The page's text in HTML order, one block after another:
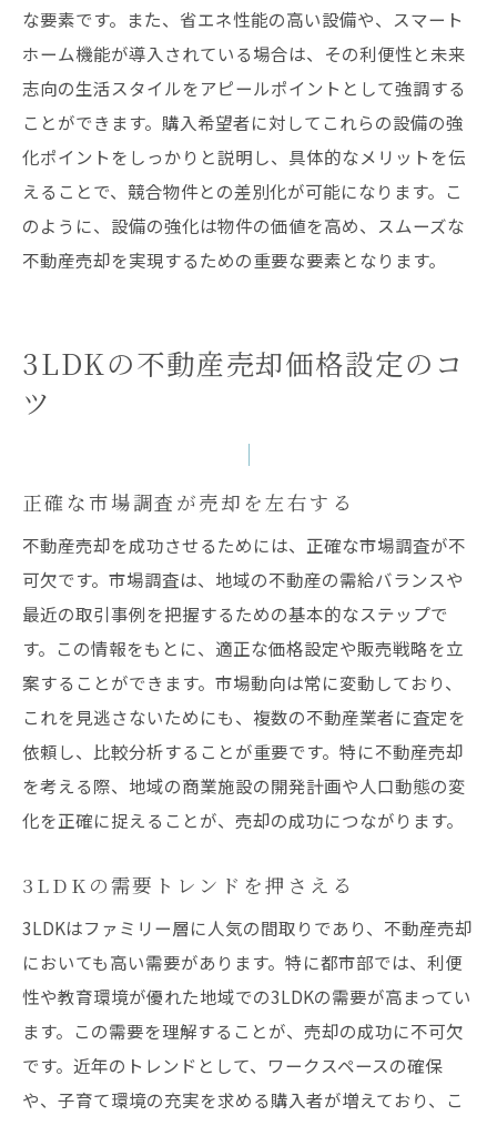
な要素です。また、省エネ性能の高い設備や、スマート
ホーム機能が導入されている場合は、その利便性と未来
志向の生活スタイルをアピールポイントとして強調する
ことができます。購入希望者に対してこれらの設備の強
化ポイントをしっかりと説明し、具体的なメリットを伝
えることで、競合物件との差別化が可能になります。こ
のように、設備の強化は物件の価値を高め、スムーズな
不動産売却を実現するための重要な要素となります。
3LDKの不動産売却価格設定のコ
ツ
正確な市場調査が売却を左右する
不動産売却を成功させるためには、正確な市場調査が不
可欠です。市場調査は、地域の不動産の需給バランスや
最近の取引事例を把握するための基本的なステップで
す。この情報をもとに、適正な価格設定や販売戦略を立
案することができます。市場動向は常に変動しており、
これを見逃さないためにも、複数の不動産業者に査定を
依頼し、比較分析することが重要です。特に不動産売却
を考える際、地域の商業施設の開発計画や人口動態の変
化を正確に捉えることが、売却の成功につながります。
3LDKの需要トレンドを押さえる
3LDKはファミリー層に人気の間取りであり、不動産売却
においても高い需要があります。特に都市部では、利便
性や教育環境が優れた地域での3LDKの需要が高まってい
ます。この需要を理解することが、売却の成功に不可欠
です。近年のトレンドとして、ワークスペースの確保
や、子育て環境の充実を求める購入者が増えており、こ